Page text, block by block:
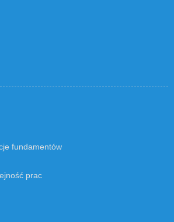
fundamentów
prac